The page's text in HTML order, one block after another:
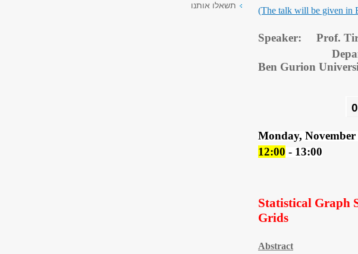
(The talk will be given in
Speaker: Prof.
Ben Gurion
Monday, November
12:00 - 13:00
Statistical Graph
Grids
Abstract
תשאלו אותנו